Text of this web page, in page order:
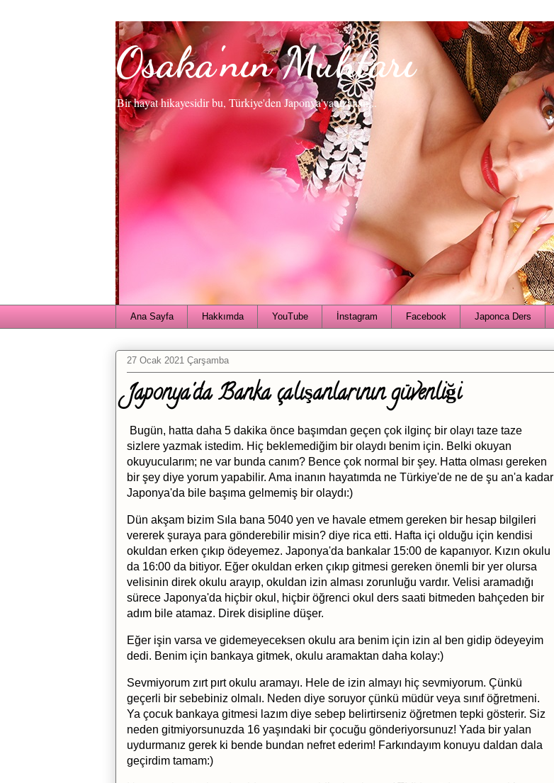
Osaka'nın Muhtarı
Bir hayat hikayesidir bu, Türkiye'den Japonya'ya uzanan...
Ana Sayfa Hakkımda YouTube İnstagram Facebook Japonca Ders
27 Ocak 2021 Çarşamba
Japonya'da Banka çalışanlarının güvenliği
Bugün, hatta daha 5 dakika önce başımdan geçen çok ilginç bir olayı taze taze
sizlere yazmak istedim. Hiç beklemediğim bir olaydı benim için. Belki okuyan
okuyucularım; ne var bunda canım? Bence çok normal bir şey. Hatta olması gereken
bir şey diye yorum yapabilir. Ama inanın hayatımda ne Türkiye'de ne de şu an'a kadar
Japonya'da bile başıma gelmemiş bir olaydı:)
Dün akşam bizim Sıla bana 5040 yen ve havale etmem gereken bir hesap bilgileri
vererek şuraya para gönderebilir misin? diye rica etti. Hafta içi olduğu için kendisi
okuldan erken çıkıp ödeyemez. Japonya'da bankalar 15:00 de kapanıyor. Kızın okulu
da 16:00 da bitiyor. Eğer okuldan erken çıkıp gitmesi gereken önemli bir yer olursa
velisinin direk okulu arayıp, okuldan izin alması zorunluğu vardır. Velisi aramadığı
sürece Japonya'da hiçbir okul, hiçbir öğrenci okul ders saati bitmeden bahçeden bir
adım bile atamaz. Direk disipline düşer.
Eğer işin varsa ve gidemeyeceksen okulu ara benim için izin al ben gidip ödeyeyim
dedi. Benim için bankaya gitmek, okulu aramaktan daha kolay:)
Sevmiyorum zırt pırt okulu aramayı. Hele de izin almayı hiç sevmiyorum. Çünkü
geçerli bir sebebiniz olmalı. Neden diye soruyor çünkü müdür veya sınıf öğretmeni.
Ya çocuk bankaya gitmesi lazım diye sebep belirtirseniz öğretmen tepki gösterir. Siz
neden gitmiyorsunuzda 16 yaşındaki bir çocuğu gönderiyorsunuz! Yada bir yalan
uydurmanız gerek ki bende bundan nefret ederim! Farkındayım konuyu daldan dala
geçirdim tamam:)